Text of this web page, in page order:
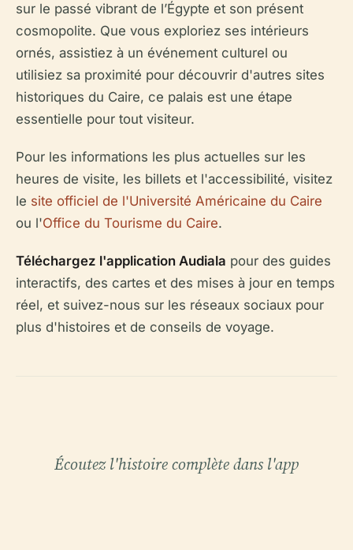
sur le passé vibrant de l’Égypte et son présent
cosmopolite. Que vous exploriez ses intérieurs
ornés, assistiez à un événement culturel ou
utilisiez sa proximité pour découvrir d'autres sites
historiques du Caire, ce palais est une étape
essentielle pour tout visiteur.
Pour les informations les plus actuelles sur les
heures de visite, les billets et l'accessibilité, visitez
le site officiel de l'Université Américaine du Caire
ou l'Office du Tourisme du Caire.
Téléchargez l'application Audiala pour des guides
interactifs, des cartes et des mises à jour en temps
réel, et suivez-nous sur les réseaux sociaux pour
plus d'histoires et de conseils de voyage.
Écoutez l'histoire complète dans l'app